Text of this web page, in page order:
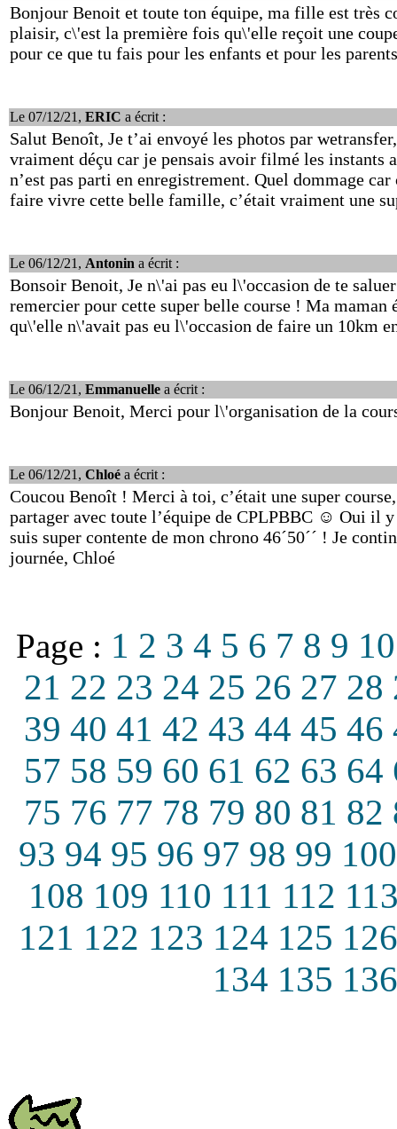
Bonjour Benoit et toute ton équipe, ma fille est très
plaisir, c\'est la première fois qu\'elle reçoit une
pour ce que tu fais pour les enfants et pour les
Le 07/12/21, ERIC a écrit :
Salut Benoît, Je t’ai envoyé les photos par
vraiment déçu car je pensais avoir filmé les instants
n’est pas parti en enregistrement. Quel dommage
faire vivre cette belle famille, c’était vraiment une
Le 06/12/21, Antonin a écrit :
Bonsoir Benoit, Je n\'ai pas eu l\'occasion de te
remercier pour cette super belle course ! Ma
qu\'elle n\'avait pas eu l\'occasion de faire un 10km
Le 06/12/21, Emmanuelle a écrit :
Bonjour Benoit, Merci pour l\'organisation de la
Le 06/12/21, Chloé a écrit :
Coucou Benoît ! Merci à toi, c’était une super
partager avec toute l’équipe de CPLPBBC ☺️ Oui il
suis super contente de mon chrono 46´50´´ ! Je
journée, Chloé
Page : 1 2 3 4 5 6 7 8 9 10
21 22 23 24 25 26 27 28
39 40 41 42 43 44 45 46
57 58 59 60 61 62 63 64
75 76 77 78 79 80 81 82
93 94 95 96 97 98 99 100
108 109 110 111 112
121 122 123 124 125 126
134 135 136